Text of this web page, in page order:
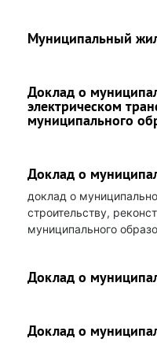
Муниципальный
Доклад о
электрическом
муниципального
Доклад о
доклад о
строительству,
муниципального
Доклад о
Доклад о